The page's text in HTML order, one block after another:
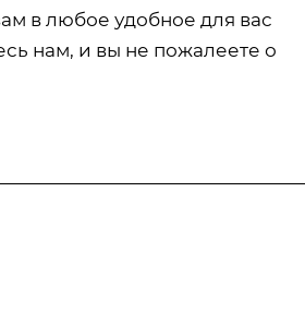
в любое удобное для вас
нам, и вы не пожалеете о